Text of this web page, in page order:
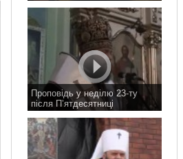
Проповідь у неділю 23-ту
після П’ятдесятниці